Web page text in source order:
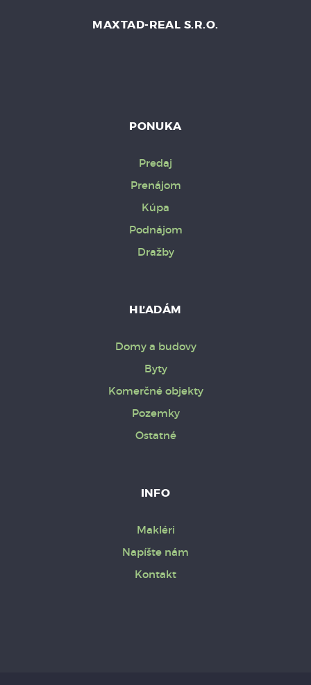
MAXTAD-REAL S.R.O.
PONUKA
Predaj
Prenájom
Kúpa
Podnájom
Dražby
HĽADÁM
Domy a budovy
Byty
Komerčné objekty
Pozemky
Ostatné
INFO
Makléri
Napíšte nám
Kontakt